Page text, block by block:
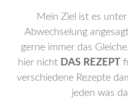
Mein Ziel ist es
Abwechselung
gerne immer das
hier nicht DAS REZEPT
verschiedene Rezepte
jeden was